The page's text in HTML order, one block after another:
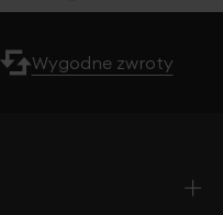
Wygodne zwroty